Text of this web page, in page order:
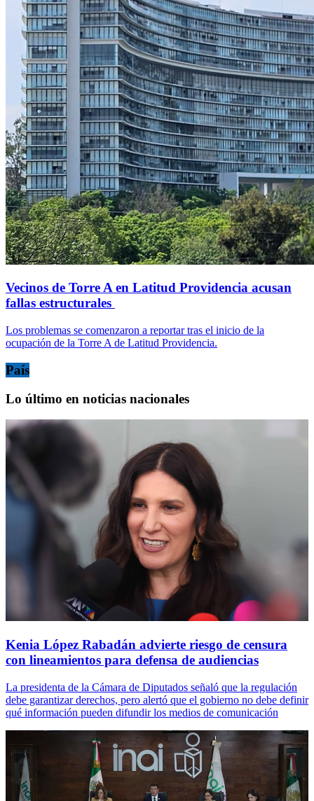
Vecinos de Torre A en Latitud Providencia acusan
fallas estructurales
Los problemas se comenzaron a reportar tras el inicio de la
ocupación de la Torre A de Latitud Providencia.
País
Lo último en noticias nacionales
Kenia López Rabadán advierte riesgo de censura
con lineamientos para defensa de audiencias
La presidenta de la Cámara de Diputados señaló que la regulación
debe garantizar derechos, pero alertó que el gobierno no debe definir
qué información pueden difundir los medios de comunicación